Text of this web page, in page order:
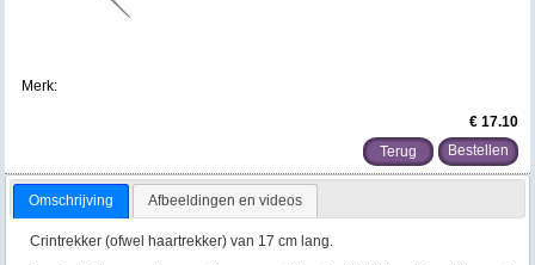
Merk:
€ 17.10
Terug
Omschrijving Afbeeldingen en videos
Crintrekker (ofwel haartrekker) van 17 cm lang.